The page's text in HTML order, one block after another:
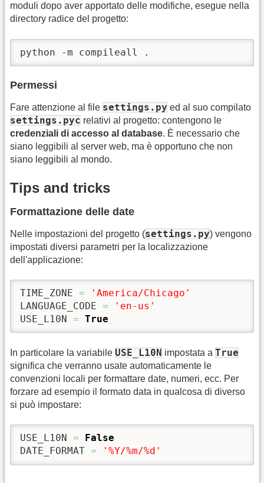
moduli dopo aver apportato delle modifiche, esegue nella
directory radice del progetto:
python -m compileall .
Permessi
Fare attenzione al file settings.py ed al suo compilato
settings.pyc relativi al progetto: contengono le
credenziali di accesso al database. È necessario che
siano leggibili al server web, ma è opportuno che non
siano leggibili al mondo.
Tips and tricks
Formattazione delle date
Nelle impostazioni del progetto (settings.py) vengono
impostati diversi parametri per la localizzazione
dell'applicazione:
TIME_ZONE =
'America/Chicago'
LANGUAGE_CODE =
'en-us'
USE_L10N = True
In particolare la variabile USE_L10N impostata a True
significa che verranno usate automaticamente le
convenzioni locali per formattare date, numeri, ecc. Per
forzare ad esempio il formato data in qualcosa di diverso
si può impostare:
USE_L10N =
False
DATE_FORMAT = '%Y/%m/%d'